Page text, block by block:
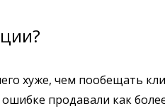
хуже, чем пообещать
продавали как